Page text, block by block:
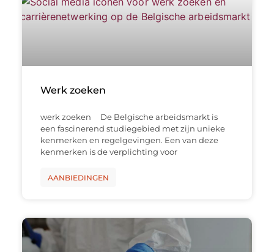
Werk zoeken
werk zoeken De Belgische arbeidsmarkt is
een fascinerend studiegebied met zijn unieke
kenmerken en regelgevingen. Een van deze
kenmerken is de verplichting voor
AANBIEDINGEN